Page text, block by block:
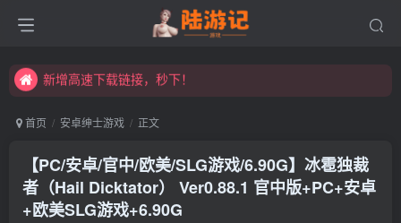
永久发布页，点此打开：https://xibeimenchuixue.github.io/fabuye/
永久发布页，点此打开：https://xibeimenchuixue.github.io/fabuye/
首页 安卓绅士游戏 正文
【PC/安卓/官中/欧美/SLG游戏/6.90G】冰雹独裁
者（Hail Dicktator） Ver0.88.1 官中版+PC+安卓
+欧美SLG游戏+6.90G